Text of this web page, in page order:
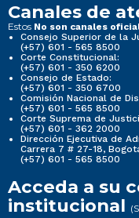
Canales de
Estos No son canales
Consejo Superior de la
(+57) 601 - 565 8500
Corte Constitucional:
(+57) 601 - 350 6200
Consejo de Estado:
(+57) 601 - 350 6700
Comisión Nacional de
(+57) 601 - 565 8500
Corte Suprema de
(+57) 601 - 362 2000
Dirección Ejecutiva de
Carrera 7 # 27-18,
(+57) 601 - 565 8500
Acceda a su
institucional